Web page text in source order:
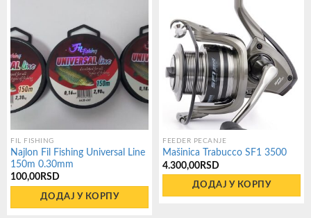
FIL FISHING
Najlon Fil Fishing Universal Line
150m 0.30mm
100,00 RSD
ДОДАЈ У КОРПУ
FEEDER PECANJE
Mašinica Trabucco SF1 3500
4.300,00 RSD
ДОДАЈ У КОРПУ